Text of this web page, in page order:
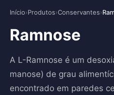
Início›Produtos›Conservantes›
Ramnose
A L-Ramnose é um
manose) de grau
encontrado em paredes